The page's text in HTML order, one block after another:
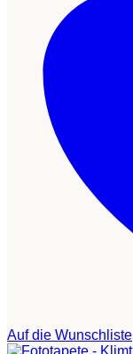
Auf die Wunschliste